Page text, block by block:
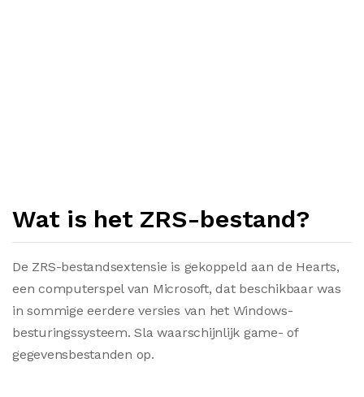
Wat is het ZRS-bestand?
De ZRS-bestandsextensie is gekoppeld aan de Hearts,
een computerspel van Microsoft, dat beschikbaar was
in sommige eerdere versies van het Windows-
besturingssysteem. Sla waarschijnlijk game- of
gegevensbestanden op.